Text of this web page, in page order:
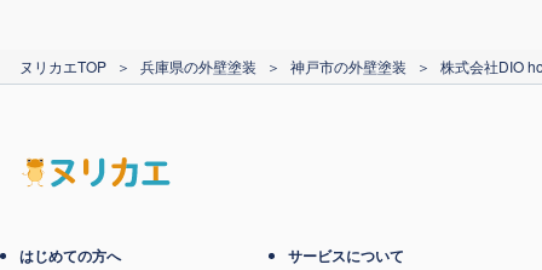
カード支払い
ヌリカエTOP ＞ 兵庫県の外壁塗装 ＞ 神戸市の外壁塗装 ＞ 株式会社DIO
はじめての方へ
サービスについて